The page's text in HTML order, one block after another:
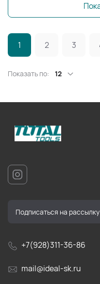
1 2 3
Показать по: 12
+7(928)311-36-86
mail@ideal-sk.ru